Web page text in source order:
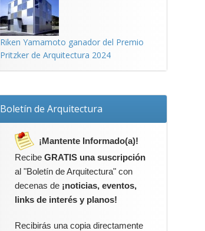
Riken Yamamoto ganador del Premio
Pritzker de Arquitectura 2024
Boletín de Arquitectura
¡Mantente Informado(a)!
Recibe GRATIS una suscripción
al "Boletín de Arquitectura" con
decenas de ¡noticias, eventos,
links de interés y planos!
Recibirás una copia directamente